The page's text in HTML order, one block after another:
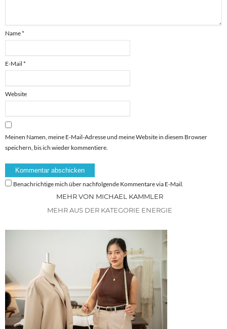
Name*
E-Mail *
Website
Meinen Namen, meine E-Mail-Adresse und meine Website in diesem Browser
speichern, bis ich wieder kommentiere.
Benachrichtige mich über nachfolgende Kommentare via E-Mail.
MEHR VON MICHAEL KAMMLER
MEHR AUS DER KATEGORIE ENERGIE